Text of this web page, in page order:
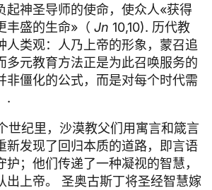
起神圣导师的使命，使众人«获得
丰盛的生命»（ Jn 10,10). 历代教
人类观：人乃上帝的形象，蒙召追
多元教育方法正是为此召唤服务的
非僵化的公式，而是对每个时代需
.
世纪里，沙漠教父们用寓言和箴言
新发现了回归本质的道路，即言语
护；他们传递了一种凝视的智慧，
出上帝。 圣奥古斯丁将圣经智慧嫁